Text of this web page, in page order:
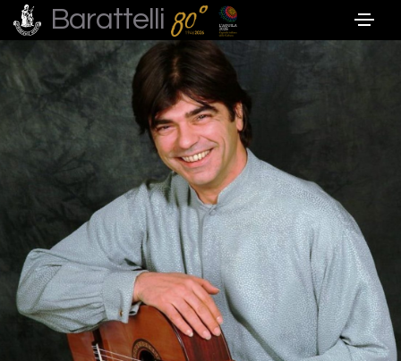
Barattelli